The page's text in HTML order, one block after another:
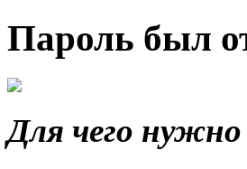
Пароль был
Для чего